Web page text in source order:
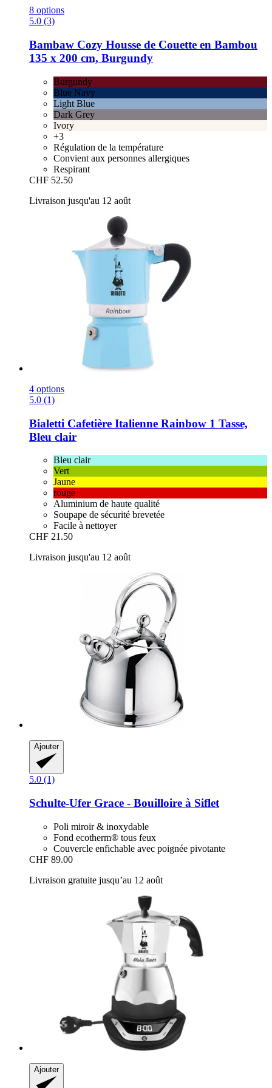
8 options
5.0 (3)
Bambaw Cozy Housse de Couette en Bambou
135 x 200 cm, Burgundy
Burgundy
Blue Navy
Light Blue
Dark Grey
Ivory
+3
Régulation de la température
Convient aux personnes allergiques
Respirant
CHF 52.50
Livraison jusqu'au 12 août
4 options
5.0 (1)
Bialetti Cafetière Italienne Rainbow 1 Tasse,
Bleu clair
Bleu clair
Vert
Jaune
rouge
Aluminium de haute qualité
Soupape de sécurité brevetée
Facile à nettoyer
CHF 21.50
Livraison jusqu'au 12 août
Ajouter
5.0 (1)
Schulte-Ufer Grace -​ Bouilloire à Siflet
Poli miroir & inoxydable
Fond ecotherm® tous feux
Couvercle enfichable avec poignée pivotante
CHF 89.00
Livraison gratuite jusqu’au 12 août
Ajouter